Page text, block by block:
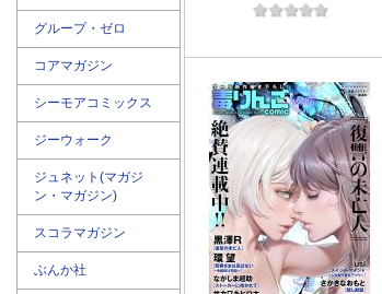
グループ・ゼロ
コアマガジン
シーモアコミックス
ジーウォーク
ジュネット(マガジ
ン・マガジン)
スコラマガジン
ぶんか社